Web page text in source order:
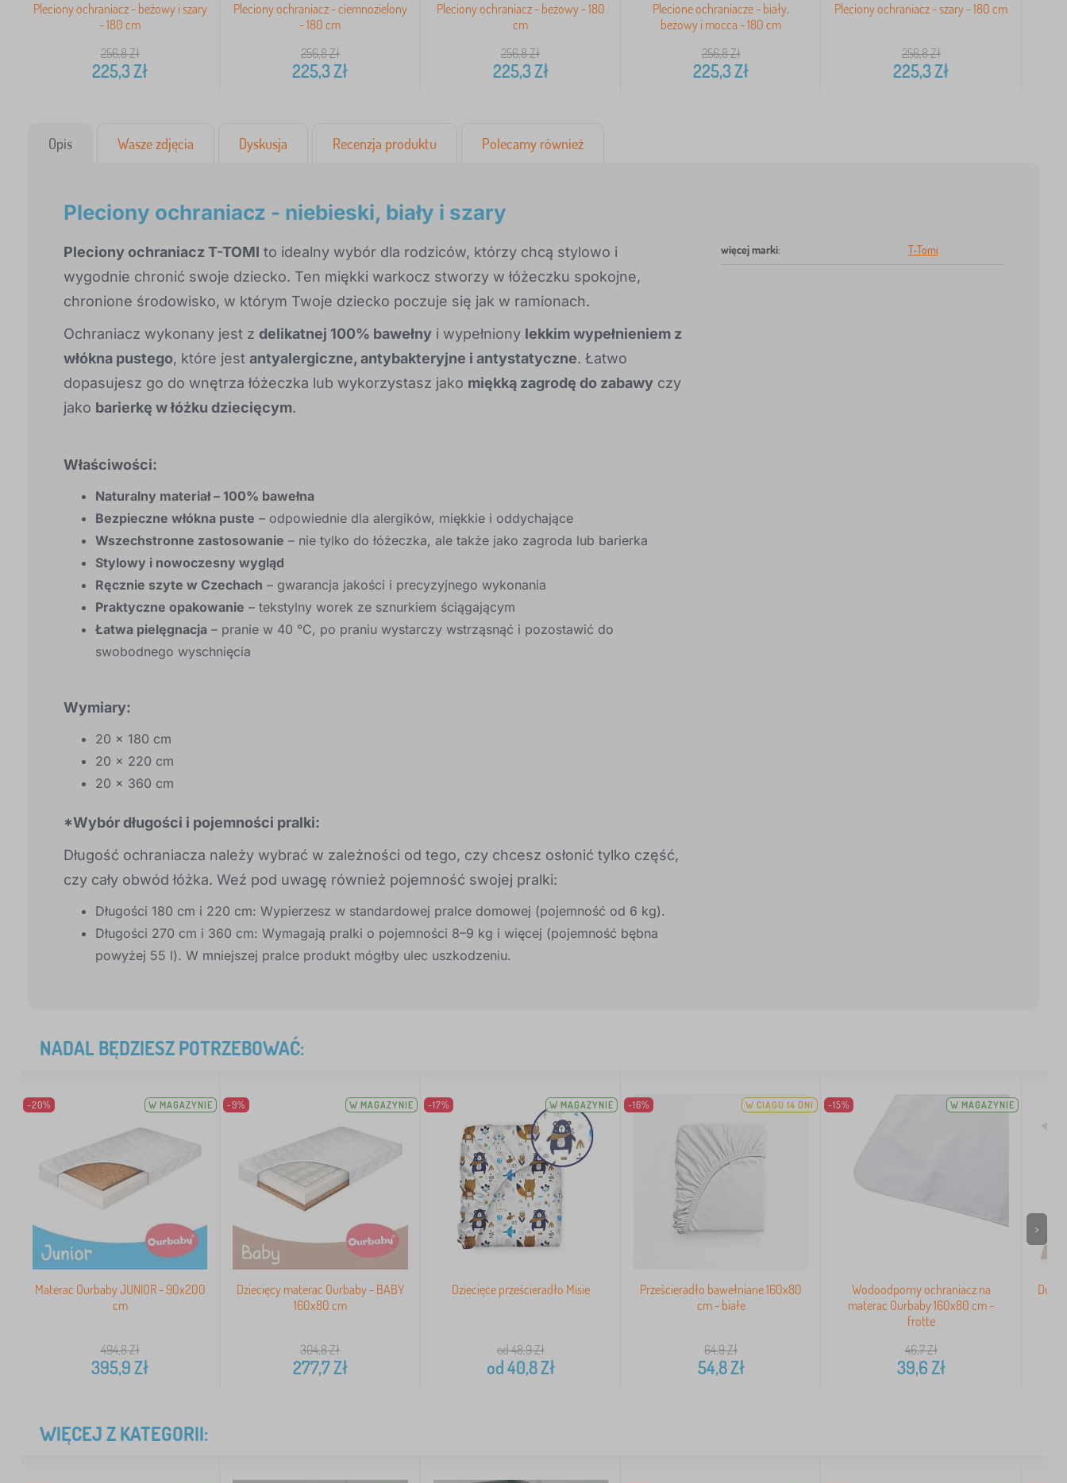
Pleciony ochraniacz - beżowy i szary
- 180 cm
256,8Zł
225,3Zł
Pleciony ochraniacz - ciemnozielony
- 180 cm
256,8Zł
225,3Zł
Pleciony ochraniacz - beżowy - 180
cm
256,8Zł
225,3Zł
Plecione ochraniacze - biały,
beżowy i mocca - 180 cm
256,8Zł
225,3Zł
Pleciony ochraniacz - szary - 180 cm
256,8Zł
225,3Zł
Opis Wasze zdjęcia Dyskusja Recenzja produktu Polecamy również
Pleciony ochraniacz - niebieski, biały i szary
Pleciony ochraniacz T-TOMI to idealny wybór dla rodziców, którzy chcą stylowo i
wygodnie chronić swoje dziecko. Ten miękki warkocz stworzy w łóżeczku spokojne,
chronione środowisko, w którym Twoje dziecko poczuje się jak w ramionach.
Ochraniacz wykonany jest z delikatnej 100% bawełny i wypełniony lekkim wypełnieniem z
włókna pustego, które jest antyalergiczne, antybakteryjne i antystatyczne. Łatwo
dopasujesz go do wnętrza łóżeczka lub wykorzystasz jako miękką zagrodę do zabawy czy
jako barierkę w łóżku dziecięcym.
Właściwości:
Naturalny materiał – 100% bawełna
Bezpieczne włókna puste – odpowiednie dla alergików, miękkie i oddychające
Wszechstronne zastosowanie – nie tylko do łóżeczka, ale także jako zagroda lub barierka
Stylowy i nowoczesny wygląd
Ręcznie szyte w Czechach – gwarancja jakości i precyzyjnego wykonania
Praktyczne opakowanie – tekstylny worek ze sznurkiem ściągającym
Łatwa pielęgnacja – pranie w 40 °C, po praniu wystarczy wstrząsnąć i pozostawić do
swobodnego wyschnięcia
Wymiary:
20 × 180 cm
20 × 220 cm
20 × 360 cm
*Wybór długości i pojemności pralki:
Długość ochraniacza należy wybrać w zależności od tego, czy chcesz osłonić tylko część,
czy cały obwód łóżka. Weź pod uwagę również pojemność swojej pralki:
Długości 180 cm i 220 cm: Wypierzesz w standardowej pralce domowej (pojemność od 6 kg).
Długości 270 cm i 360 cm: Wymagają pralki o pojemności 8–9 kg i więcej (pojemność bębna
powyżej 55 l). W mniejszej pralce produkt mógłby ulec uszkodzeniu.
więcej marki: T-Tomi
NADAL BĘDZIESZ POTRZEBOWAĆ:
-20% W MAGAZYNIE
Materac Ourbaby JUNIOR - 90x200
cm
494,8Zł
395,9Zł
-9% W MAGAZYNIE
Dziecięcy materac Ourbaby - BABY
160x80 cm
304,8Zł
277,7Zł
-17% W MAGAZYNIE
Dziecięce prześcieradło Misie
od 48,9Zł
od40,8Zł
-16% W CIĄGU 14 DNI
Prześcieradło bawełniane 160x80
cm - białe
64,9Zł
54,8Zł
-15% W MAGAZYNIE
Wodoodporny ochraniacz na
materac Ourbaby 160x80 cm -
frotte
46,7Zł
39,6Zł
Duża
>
WIĘCEJ Z KATEGORII: